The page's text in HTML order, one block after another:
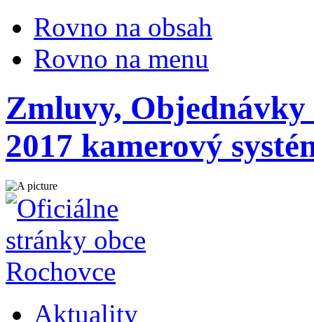
Rovno na obsah
Rovno na menu
Zmluvy,
2017 kamerový
Aktuality